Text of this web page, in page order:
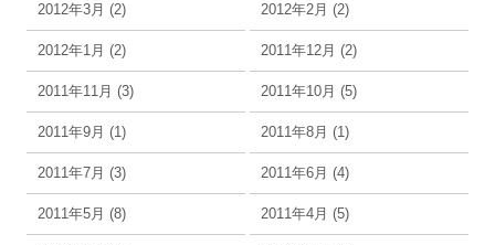
2012年3月 (2) 2012年2月 (2)
2012年1月 (2) 2011年12月 (2)
2011年11月 (3) 2011年10月 (5)
2011年9月 (1) 2011年8月 (1)
2011年7月 (3) 2011年6月 (4)
2011年5月 (8) 2011年4月 (5)